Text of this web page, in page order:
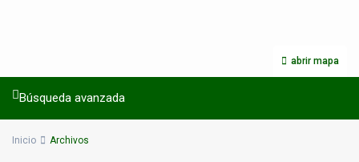
abrir mapa
Búsqueda avanzada
Inicio Archivos